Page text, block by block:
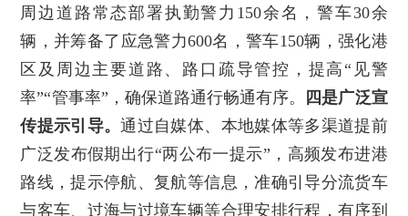
周边道路常态部署执勤警力150余名，警车30余
辆，并筹备了应急警力600名，警车150辆，强化港
区及周边主要道路、路口疏导管控，提高“见警
率”“管事率”，确保道路通行畅通有序。
四是广泛宣
传提示引导。通过自媒体、本地媒体等多渠道提前
广泛发布假期出行“两公布一提示”，高频发布进港
路线，提示停航、复航等信息，准确引导分流货车
与客车、过海与过境车辆等合理安排行程，有序到